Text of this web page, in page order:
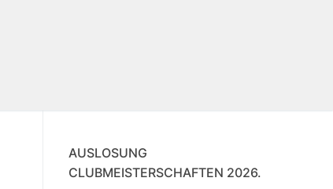
AUSLOSUNG
CLUBMEISTERSCHAFTEN 2026.